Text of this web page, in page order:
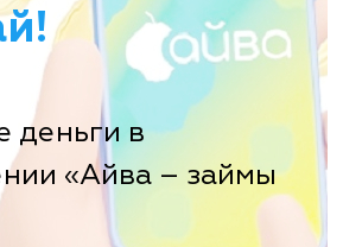
деньги в
«Айва – займы